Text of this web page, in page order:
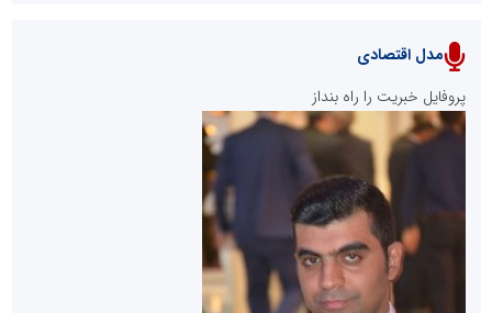
پایگاه خبری نهضت ملی مسکن
سازمان بورس و اوراق بهادار
مرجع اخبار موثق در بازارسرمایه
مدل اقتصادی
پروفایل خبریت را راه بنداز